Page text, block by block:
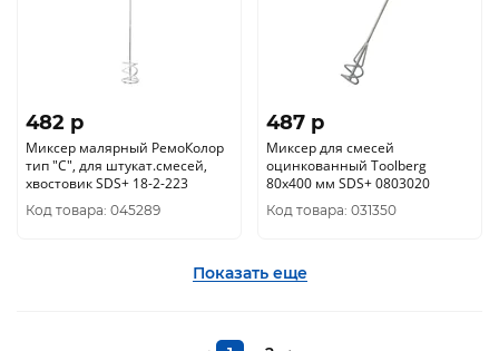
482 p
Миксер малярный РемоКолор
тип "С", для штукат.смесей,
хвостовик SDS+ 18-2-223
Код товара: 045289
487 p
Миксер для смесей
оцинкованный Toolberg
80х400 мм SDS+ 0803020
Код товара: 031350
Показать еще